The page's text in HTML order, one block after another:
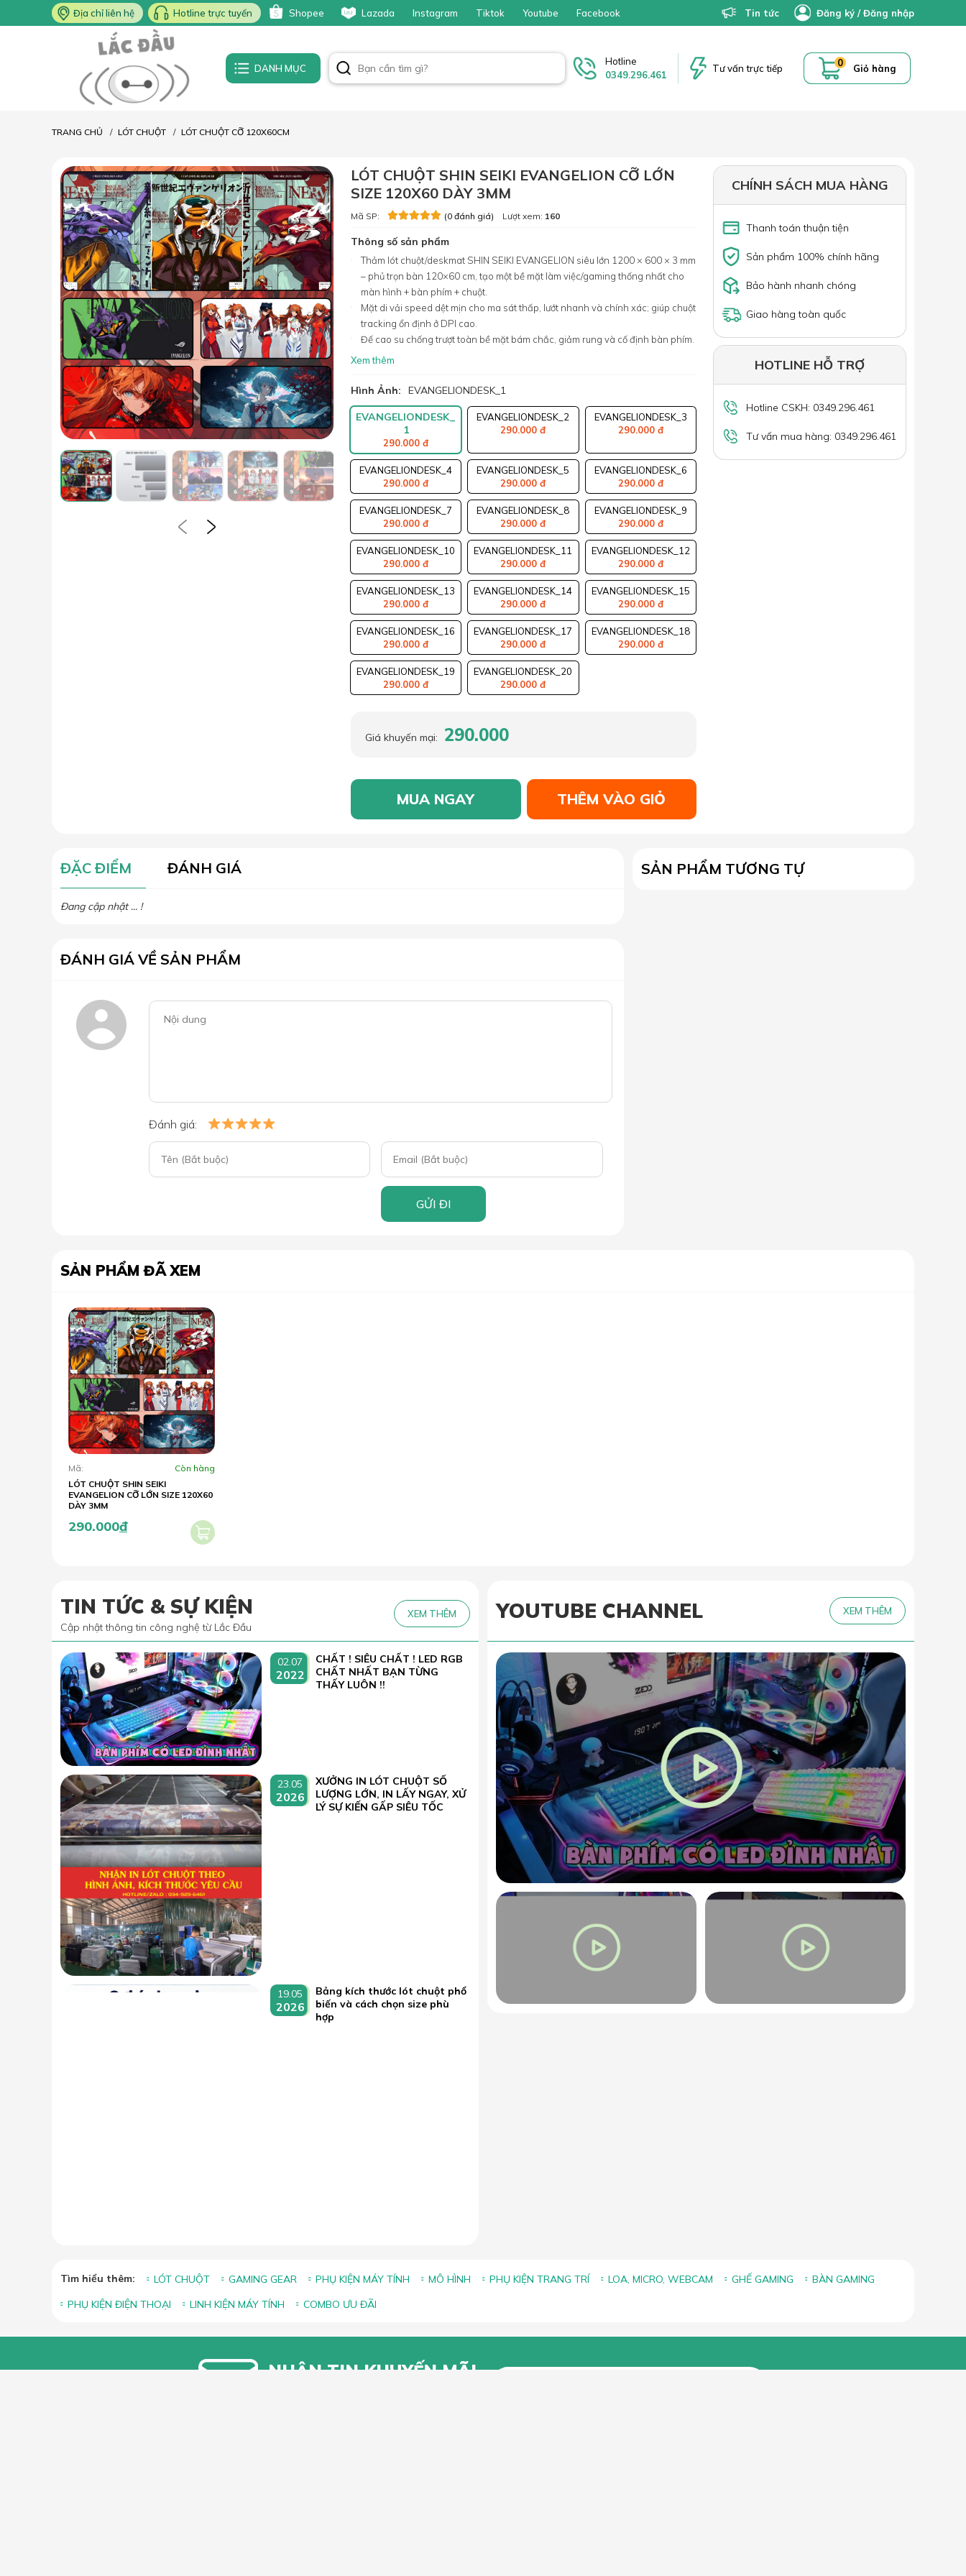
Địa chỉ liên hệ Hotline trực tuyến Shopee Lazada Instagram Tiktok Youtube Facebook Tin tức Đăng ký /Đăng nhập
DANH MỤC
Hotline
0349.296.461
Tư vấn trực tiếp 0 Giỏ hàng
TRANG CHỦ LÓT CHUỘT LÓT CHUỘT CỠ 120X60CM
LÓT CHUỘT SHIN SEIKI EVANGELION CỠ LỚN
SIZE 120X60 DÀY 3MM
Mã SP: (0 đánh giá) Lượt xem: 160
Thông số sản phẩm
Thảm lót chuột/deskmat SHIN SEIKI EVANGELION siêu lớn 1200 × 600 × 3 mm
– phủ trọn bàn 120×60 cm, tạo một bề mặt làm việc/gaming thống nhất cho
màn hình + bàn phím + chuột.
Mặt di vải speed dệt mịn cho ma sát thấp, lướt nhanh và chính xác; giúp chuột
tracking ổn định ở DPI cao.
Đế cao su chống trượt toàn bề mặt bám chắc, giảm rung và cố định bàn phím.
Xem thêm
Hình Ảnh: EVANGELIONDESK_1
EVANGELIONDESK_
1
290.000 đ
EVANGELIONDESK_2
290.000 đ
EVANGELIONDESK_3
290.000 đ
EVANGELIONDESK_4
290.000 đ
EVANGELIONDESK_5
290.000 đ
EVANGELIONDESK_6
290.000 đ
EVANGELIONDESK_7
290.000 đ
EVANGELIONDESK_8
290.000 đ
EVANGELIONDESK_9
290.000 đ
EVANGELIONDESK_10
290.000 đ
EVANGELIONDESK_11
290.000 đ
EVANGELIONDESK_12
290.000 đ
EVANGELIONDESK_13
290.000 đ
EVANGELIONDESK_14
290.000 đ
EVANGELIONDESK_15
290.000 đ
EVANGELIONDESK_16
290.000 đ
EVANGELIONDESK_17
290.000 đ
EVANGELIONDESK_18
290.000 đ
EVANGELIONDESK_19
290.000 đ
EVANGELIONDESK_20
290.000 đ
Giá khuyến mại: 290.000
MUA NGAY THÊM VÀO GIỎ
CHÍNH SÁCH MUA HÀNG
Thanh toán thuận tiện
Sản phẩm 100% chính hãng
Bảo hành nhanh chóng
Giao hàng toàn quốc
HOTLINE HỖ TRỢ
Hotline CSKH: 0349.296.461
Tư vấn mua hàng: 0349.296.461
ĐẶC ĐIỂM ĐÁNH GIÁ
Đang cập nhật ... !
ĐÁNH GIÁ VỀ SẢN PHẨM
Đánh giá:
GỬI ĐI
SẢN PHẨM TƯƠNG TỰ
SẢN PHẨM ĐÃ XEM
Mã:
Còn hàng
LÓT CHUỘT SHIN SEIKI
EVANGELION CỠ LỚN SIZE 120X60
DÀY 3MM
290.000đ
TIN TỨC & SỰ KIỆN
Cập nhật thông tin công nghệ từ Lắc Đầu
XEM THÊM
02.07
2022
CHẤT ! SIÊU CHẤT ! LED RGB
CHẤT NHẤT BẠN TỪNG
THẤY LUÔN !!
23.05
2026
XƯỞNG IN LÓT CHUỘT SỐ
LƯỢNG LỚN, IN LẤY NGAY, XỬ
LÝ SỰ KIẾN GẤP SIÊU TỐC
19.05
2026
Bảng kích thước lót chuột phổ
biến và cách chọn size phù
hợp
YOUTUBE CHANNEL XEM THÊM
Tìm hiểu thêm: LÓT CHUỘT GAMING GEAR PHỤ KIỆN MÁY TÍNH MÔ HÌNH PHỤ KIỆN TRANG TRÍ LOA, MICRO, WEBCAM GHẾ GAMING
BÀN GAMING
PHỤ KIỆN ĐIỆN THOẠI
LINH KIỆN MÁY TÍNH COMBO ƯU ĐÃI
NHẬN TIN KHUYẾN MÃI